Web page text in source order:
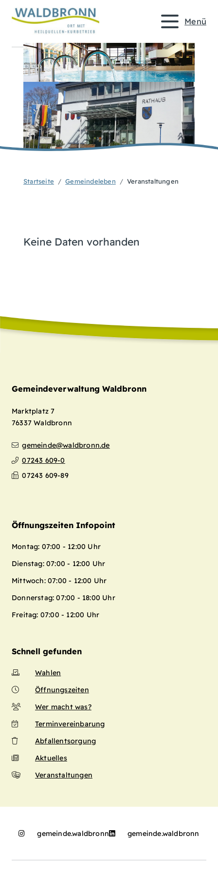
Menü
Startseite Gemeindeleben Veranstaltungen
Keine Daten vorhanden
Gemeindeverwaltung Waldbronn
Marktplatz 7
76337 Waldbronn
gemeinde@waldbronn.de
07243 609-0
07243 609-89
Öffnungszeiten Infopoint
Montag: 07:00 - 12:00 Uhr
Dienstag: 07:00 - 12:00 Uhr
Mittwoch: 07:00 - 12:00 Uhr
Donnerstag: 07:00 - 18:00 Uhr
Freitag: 07:00 - 12:00 Uhr
Schnell gefunden
Wahlen
Öffnungszeiten
Wer macht was?
Terminvereinbarung
Abfallentsorgung
Aktuelles
Veranstaltungen
gemeinde.waldbronn gemeinde.waldbronn